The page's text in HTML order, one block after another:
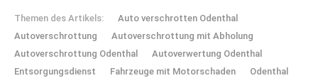
Themen des Artikels:
Auto verschrotten Odenthal
Autoverschrottung
Autoverschrottung mit Abholung
Autoverschrottung Odenthal
Autoverwertung Odenthal
Entsorgungsdienst
Fahrzeuge mit Motorschaden
Odenthal